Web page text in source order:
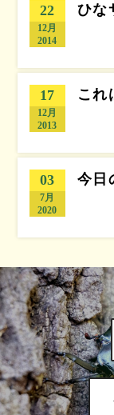
22
12月
2014
ひな
17
12月
2013
これ
03
7月
2020
今日